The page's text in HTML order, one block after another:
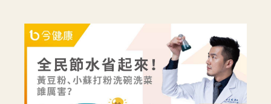
候就要使用菊花、金銀花來治療；假如單純的眼睛乾澀，結膜沒有紅，
眼睛周圍沒有眼屎，這種情況是屬於「陰虛」，就可以使用枸杞、蓮
藕、麥門冬、山藥等比較滋潤的藥材，效果就更顯著。